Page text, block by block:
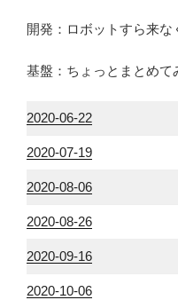
開発：ロボットすら来な
基盤：ちょっとまとめて
2020-06-22
2020-07-19
2020-08-06
2020-08-26
2020-09-16
2020-10-06